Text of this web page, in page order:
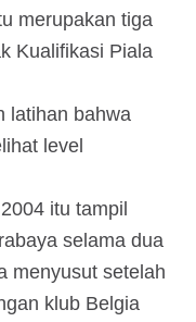
merupakan tiga
Kualifikasi Piala
latihan bahwa
level
itu tampil
selama dua
menyusut setelah
klub Belgia